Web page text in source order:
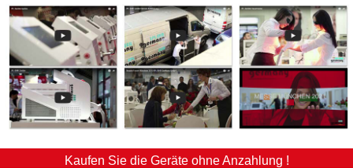
Kaufen Sie die Geräte ohne Anzahlung !